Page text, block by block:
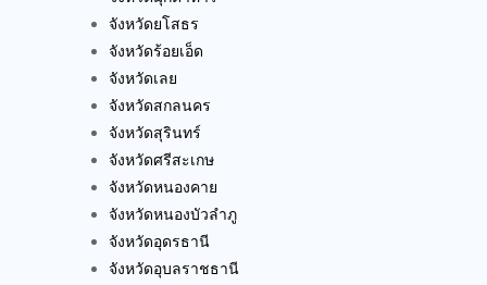
จังหวัดยโสธร
จังหวัดร้อยเอ็ด
จังหวัดเลย
จังหวัดสกลนคร
จังหวัดสุรินทร์
จังหวัดศรีสะเกษ
จังหวัดหนองคาย
จังหวัดหนองบัวลำภู
จังหวัดอุดรธานี
จังหวัดอุบลราชธานี